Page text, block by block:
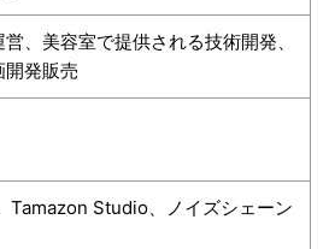
、美容室で提供される技術開発、
開発販売
Tamazon Studio、ノイズシェーン